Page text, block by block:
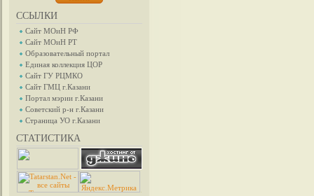
ССЫЛКИ
Сайт МОиН РФ
Сайт МОиН РТ
Образовательный портал
Единая коллекция ЦОР
Сайт ГУ РЦМКО
Сайт ГМЦ г.Казани
Портал мэрии г.Казани
Советский р-н г.Казани
Страница УО г.Казани
СТАТИСТИКА